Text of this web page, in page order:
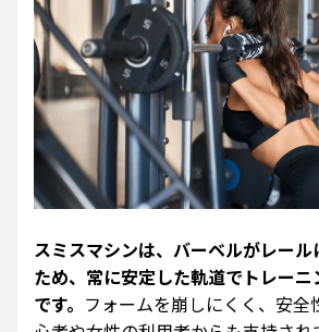
スミスマシンは、バーベルがレール
ため、常に安定した軌道でトレーニ
です。 フォームを崩しにくく、安全